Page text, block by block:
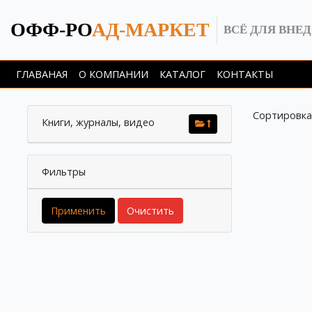
ОФФ-РОАД-МАРКЕТ ВСЁ ДЛЯ
ГЛАВАНАЯ О КОМПАНИИ КАТАЛОГ КОНТАКТЫ
Книги, журналы, видео
Фильтры
Применить Очистить